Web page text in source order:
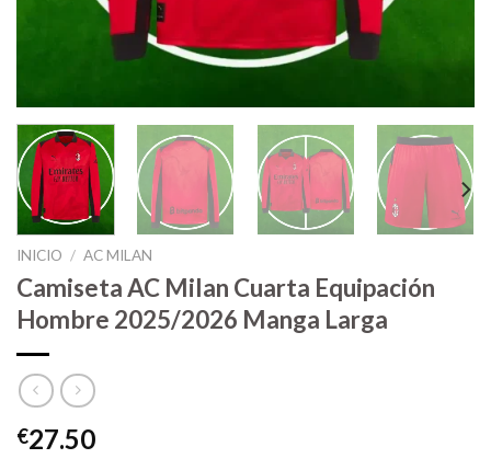
INICIO / AC MILAN
Camiseta AC Milan Cuarta Equipación
Hombre 2025/2026 Manga Larga
€27.50